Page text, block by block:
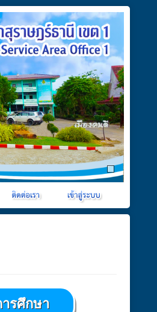
รศึกษา